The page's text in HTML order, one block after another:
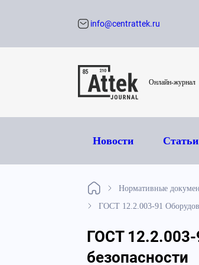
info@centrattek.ru
Онлайн-журнал
Новости Статьи
Нормативные
ГОСТ 12.2.003-91
ГОСТ
безопасности